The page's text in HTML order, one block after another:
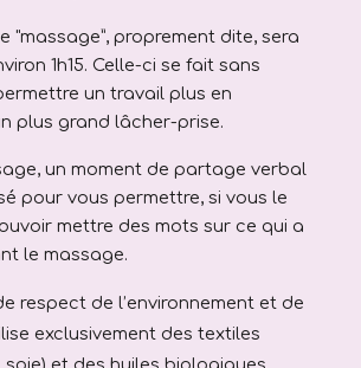
"massage”,proprement dite, sera
1h15. Celle-ci se fait sans
un travail plus en
plus grand lâcher-prise.
un moment de partage verbal
pour vous permettre, si vous le
mettre des mots sur ce qui a
le massage.
respect de l’environnement et de
exclusivement des textiles